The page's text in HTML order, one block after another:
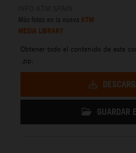
KTM
MEDIA LIBRARY
Obtener todo el contenido de este
.zip:
GUARDAR